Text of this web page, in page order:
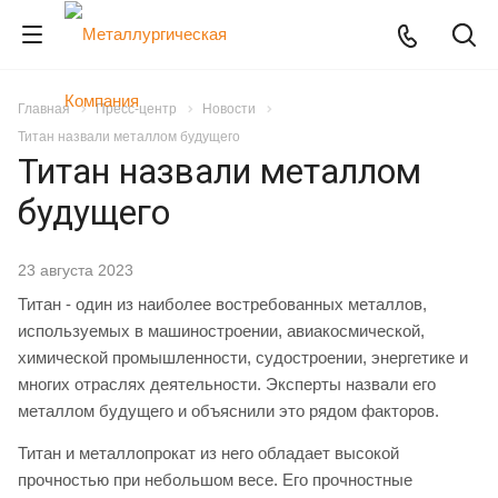
Главная Пресс-центр
Новости
Титан назвали металлом будущего
Титан назвали металлом
будущего
23 августа 2023
Титан - один из наиболее востребованных металлов,
используемых в машиностроении, авиакосмической,
химической промышленности, судостроении, энергетике и
многих отраслях деятельности. Эксперты назвали его
металлом будущего и объяснили это рядом факторов.
Титан и металлопрокат из него обладает высокой
прочностью при небольшом весе. Его прочностные